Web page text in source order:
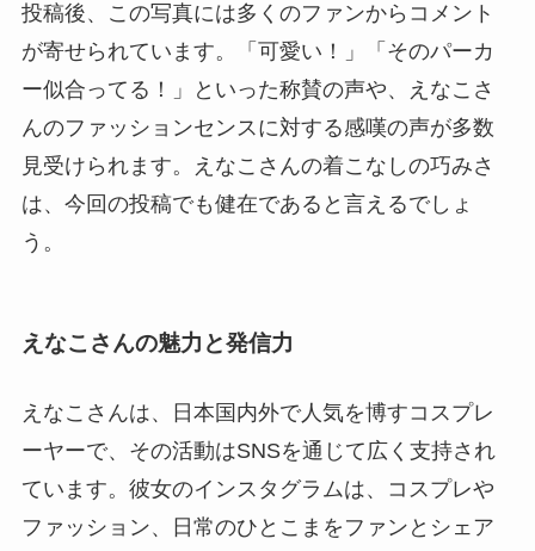
投稿後、この写真には多くのファンからコメント
が寄せられています。「可愛い！」「そのパーカ
ー似合ってる！」といった称賛の声や、えなこさ
んのファッションセンスに対する感嘆の声が多数
見受けられます。えなこさんの着こなしの巧みさ
は、今回の投稿でも健在であると言えるでしょ
う。
えなこさんの魅力と発信力
えなこさんは、日本国内外で人気を博すコスプレ
ーヤーで、その活動はSNSを通じて広く支持され
ています。彼女のインスタグラムは、コスプレや
ファッション、日常のひとこまをファンとシェア